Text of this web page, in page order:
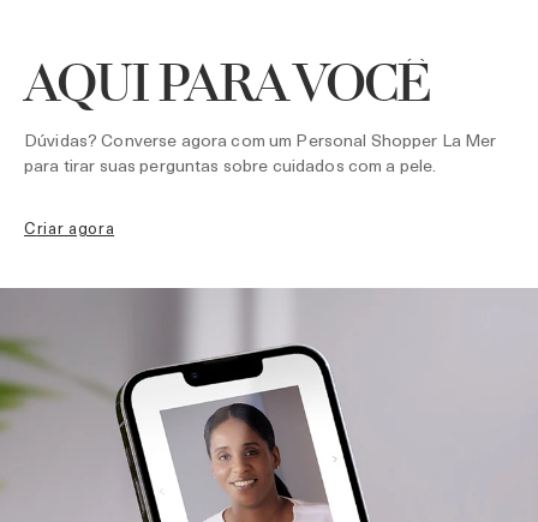
AQUI PARA VOCÊ
Dúvidas? Converse agora com um Personal Shopper La Mer
para tirar suas perguntas sobre cuidados com a pele.
criar agora